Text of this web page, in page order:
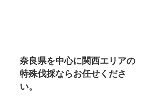
奈良県を中心に関西エリアの
特殊伐採ならお任せくださ
い。